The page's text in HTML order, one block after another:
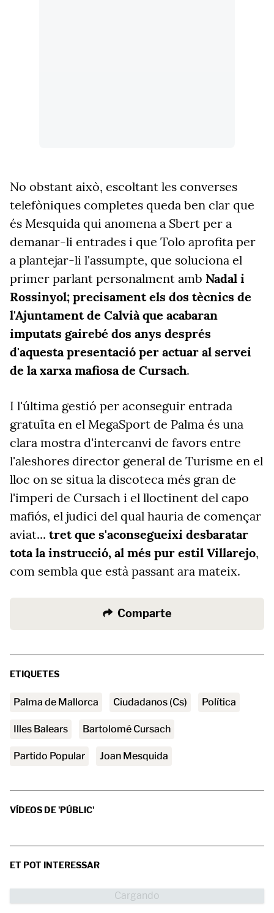
No obstant això, escoltant les converses
telefòniques completes queda ben clar que
és Mesquida qui anomena a Sbert per a
demanar-li entrades i que Tolo aprofita per
a plantejar-li l'assumpte, que soluciona el
primer parlant personalment amb Nadal i
Rossinyol; precisament els dos tècnics de
l'Ajuntament de Calvià que acabaran
imputats gairebé dos anys després
d'aquesta presentació per actuar al servei
de la xarxa mafiosa de Cursach.
I l'última gestió per aconseguir entrada
gratuïta en el MegaSport de Palma és una
clara mostra d'intercanvi de favors entre
l'aleshores director general de Turisme en el
lloc on se situa la discoteca més gran de
l'imperi de Cursach i el lloctinent del capo
mafiós, el judici del qual hauria de començar
aviat... tret que s'aconsegueixi desbaratar
tota la instrucció, al més pur estil Villarejo,
com sembla que està passant ara mateix.
Comparte
ETIQUETES
Palma de Mallorca Ciudadanos (Cs) Política
Illes Balears Bartolomé Cursach
Partido Popular Joan Mesquida
VÍDEOS DE 'PÚBLIC'
ET POT INTERESSAR